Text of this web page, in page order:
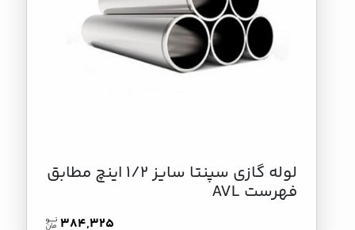
لوله گازی سپنتا سایز 1/2 اینچ مطابق
فهرست AVL
384,325